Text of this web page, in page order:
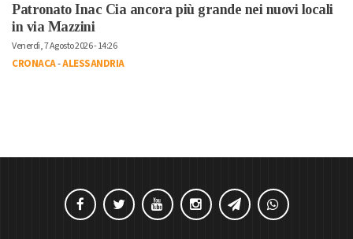
Patronato Inac Cia ancora più grande nei nuovi locali
in via Mazzini
Venerdì, 7 Agosto 2026 - 14:26
CRONACA-ALESSANDRIA